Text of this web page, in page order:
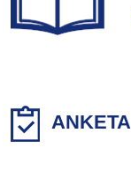
ANKETA